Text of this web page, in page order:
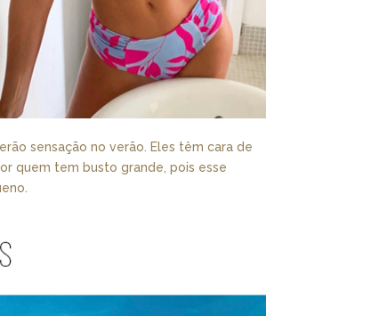
sensação no verão. Eles têm cara de
quem tem busto grande, pois esse